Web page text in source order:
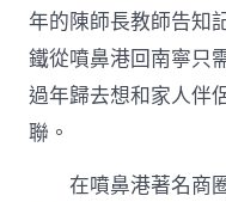
年的陳師長教師告知
鐵從噴鼻港回南寧只
過年歸去想和家人伴
聯。
在噴鼻港著名商圈